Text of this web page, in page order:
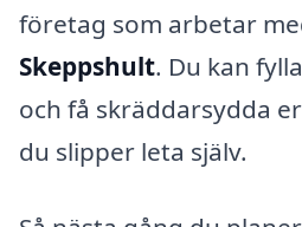
företag som arbetar
Skeppshult. Du kan
och få skräddarsydda
du slipper leta själv.